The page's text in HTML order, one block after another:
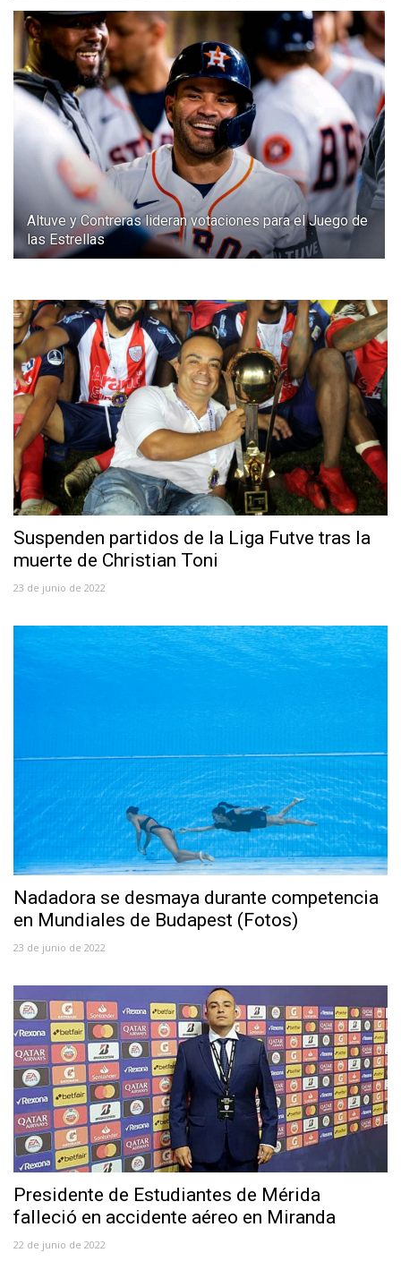
Altuve y Contreras lideran votaciones para el Juego de
las Estrellas
Suspenden partidos de la Liga Futve tras la
muerte de Christian Toni
23 de junio de 2022
Nadadora se desmaya durante competencia
en Mundiales de Budapest (Fotos)
23 de junio de 2022
Presidente de Estudiantes de Mérida
falleció en accidente aéreo en Miranda
22 de junio de 2022